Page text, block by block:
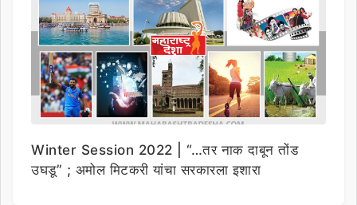
Winter Session 2022 | “…तर नाक दाबून तोंड
उघडू” ; अमोल मिटकरी यांचा सरकारला इशारा